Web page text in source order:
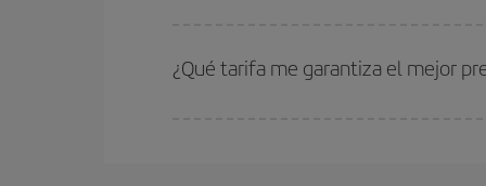
estén disponibles o se vayan agotando. Por eso,
¿Qué tarifa me garantiza el mejor